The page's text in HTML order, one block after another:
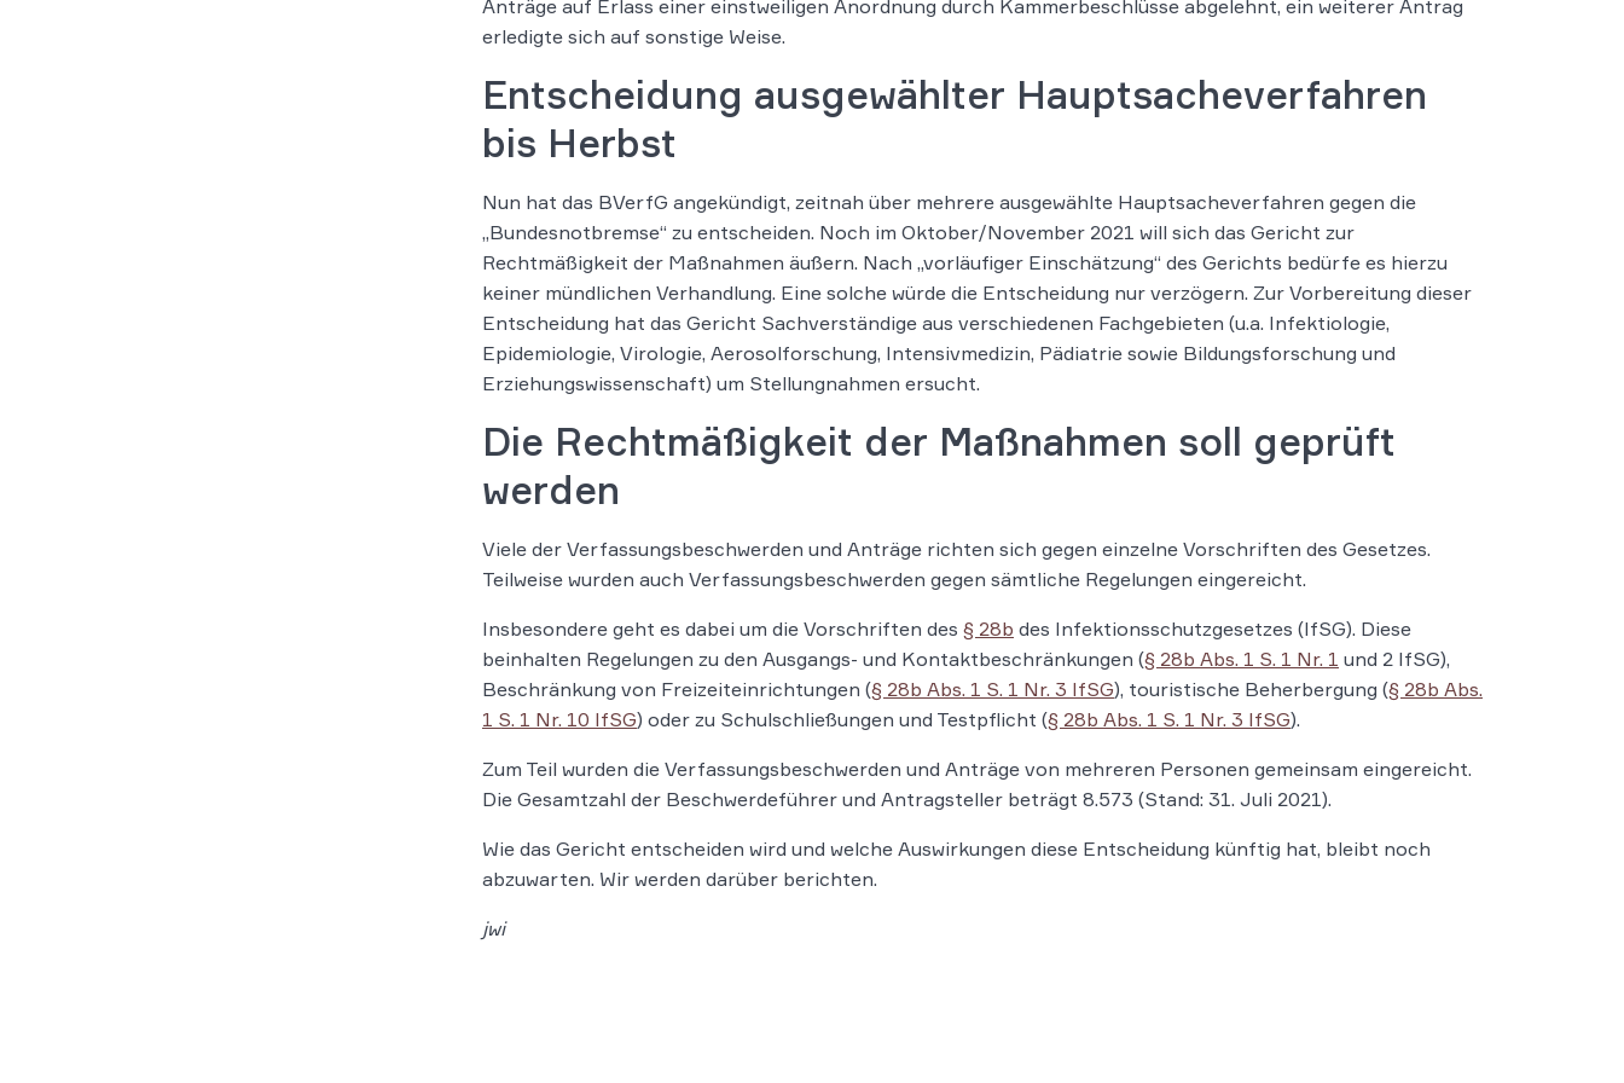
Anträge auf Erlass einer einstweiligen Anordnung durch Kammerbeschlüsse abgelehnt, ein weiterer Antrag
erledigte sich auf sonstige Weise.
Entscheidung ausgewählter Hauptsacheverfahren
bis Herbst
Nun hat das BVerfG angekündigt, zeitnah über mehrere ausgewählte Hauptsacheverfahren gegen die
„Bundesnotbremse“ zu entscheiden. Noch im Oktober/November 2021 will sich das Gericht zur
Rechtmäßigkeit der Maßnahmen äußern. Nach „vorläufiger Einschätzung“ des Gerichts bedürfe es hierzu
keiner mündlichen Verhandlung. Eine solche würde die Entscheidung nur verzögern. Zur Vorbereitung dieser
Entscheidung hat das Gericht Sachverständige aus verschiedenen Fachgebieten (u.a. Infektiologie,
Epidemiologie, Virologie, Aerosolforschung, Intensivmedizin, Pädiatrie sowie Bildungsforschung und
Erziehungswissenschaft) um Stellungnahmen ersucht.
Die Rechtmäßigkeit der Maßnahmen soll geprüft
werden
Viele der Verfassungsbeschwerden und Anträge richten sich gegen einzelne Vorschriften des Gesetzes.
Teilweise wurden auch Verfassungsbeschwerden gegen sämtliche Regelungen eingereicht.
Insbesondere geht es dabei um die Vorschriften des § 28b des Infektionsschutzgesetzes (IfSG). Diese
beinhalten Regelungen zu den Ausgangs- und Kontaktbeschränkungen (§ 28b Abs. 1 S. 1 Nr. 1 und 2 IfSG),
Beschränkung von Freizeiteinrichtungen (§ 28b Abs. 1 S. 1 Nr. 3 IfSG), touristische Beherbergung (§ 28b Abs.
1 S. 1 Nr. 10 IfSG) oder zu Schulschließungen und Testpflicht (§ 28b Abs. 1 S. 1 Nr. 3 IfSG).
Zum Teil wurden die Verfassungsbeschwerden und Anträge von mehreren Personen gemeinsam eingereicht.
Die Gesamtzahl der Beschwerdeführer und Antragsteller beträgt 8.573 (Stand: 31. Juli 2021).
Wie das Gericht entscheiden wird und welche Auswirkungen diese Entscheidung künftig hat, bleibt noch
abzuwarten. Wir werden darüber berichten.
jwi